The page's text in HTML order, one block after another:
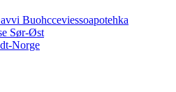
Buohcceviessoapotehka
Sør-Øst
Norge